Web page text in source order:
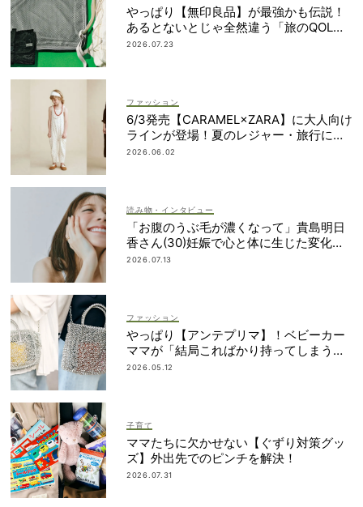
やっぱり【無印良品】が最強かも伝説！
あるとないとじゃ全然違う「旅のQOL爆
上げアイテム」
2026.07.23
ファッション
6/3発売【CARAMEL×ZARA】に大人向け
ラインが登場！夏のレジャー・旅行にも
おすすめ
2026.06.02
読み物・インタビュー
「お腹のうぶ毛が濃くなって」貴島明日
香さん(30)妊娠で心と体に生じた変化も
「愛しいです」
2026.07.13
ファッション
やっぱり【アンテプリマ】！ベビーカー
ママが「結局こればかり持ってしまう」
納得の理由
2026.05.12
子育て
ママたちに欠かせない【ぐずり対策グッ
ズ】外出先でのピンチを解決！
2026.07.31